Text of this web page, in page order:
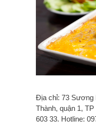
Địa chỉ: 73 Sương
Thành, quận 1,
603 33. Hotline: